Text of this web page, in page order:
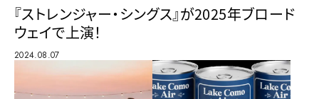
『ストレンジャー・シングス』が2025年ブロード
ウェイで上演！
2024.08.07